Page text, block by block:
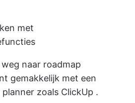
met
naar roadmap
gemakkelijk met een
zoals ClickUp .